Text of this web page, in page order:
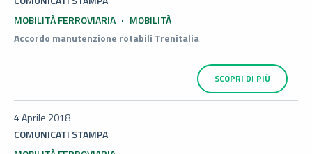
MOBILITÀ FERROVIARIA
MOBILITÀ
Accordo manutenzione rotabili Trenitalia
SCOPRI DI PIÙ
4 Aprile 2018
COMUNICATI STAMPA